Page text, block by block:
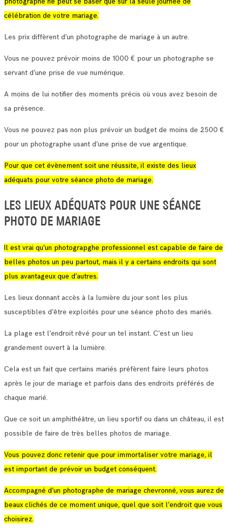
célébration de votre mariage.
Les prix diffèrent d’un photographe de mariage à un autre.
Vous ne pouvez prévoir moins de 1000 € pour un photographe se
servant d’une prise de vue numérique.
A moins de lui notifier des moments précis où vous avez besoin de
sa présence.
Vous ne pouvez pas non plus prévoir un budget de moins de 2500 €
pour un photographe usant d’une prise de vue argentique.
Pour que cet évènement soit une réussite, il existe des lieux
adéquats pour votre séance photo de mariage.
LES LIEUX ADÉQUATS POUR UNE SÉANCE
PHOTO DE MARIAGE
Il est vrai qu’un photograpghe professionnel est capable de faire de
belles photos un peu partout, mais il y a certains endroits qui sont
plus avantageux que d’autres.
Les lieux donnant accès à la lumière du jour sont les plus
susceptibles d’être exploités pour une séance photo des mariés.
La plage est l’endroit rêvé pour un tel instant. C’est un lieu
grandement ouvert à la lumière.
Cela est un fait que certains mariés préfèrent faire leurs photos
après le jour de mariage et parfois dans des endroits préférés de
chaque marié.
Que ce soit un amphithéâtre, un lieu sportif ou dans un château, il est
possible de faire de très belles photos de mariage.
Vous pouvez donc retenir que pour immortaliser votre mariage, il
est important de prévoir un budget conséquent.
Accompagné d’un photographe de mariage chevronné, vous aurez de
beaux clichés de ce moment unique, quel que soit l’endroit que vous
choisirez.